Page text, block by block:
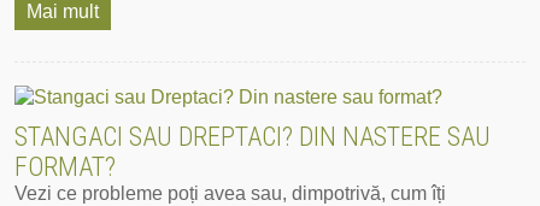
Mai mult
STANGACI SAU DREPTACI? DIN NASTERE SAU
FORMAT?
Vezi ce probleme poți avea sau, dimpotrivă, cum îți